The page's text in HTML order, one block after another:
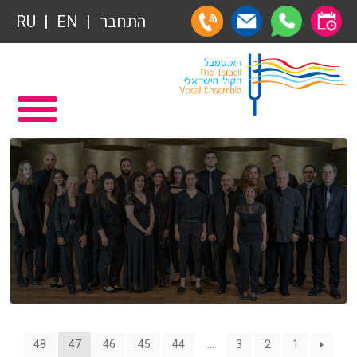
תרומות
הצטרפות לאגודת הידידים
אגודת הידידים
רכישת מנויים
שידור ישיר
VOD
צור קשר
אודות
התחבר EN
RU
ראשי
תכניה ומשחקיה – איתמר פוגש ארנב
תרומות
תרומות
הצטרפות לאגודת הידידים
אגודת הידידים
1
2
3
…
44
45
46
47
48